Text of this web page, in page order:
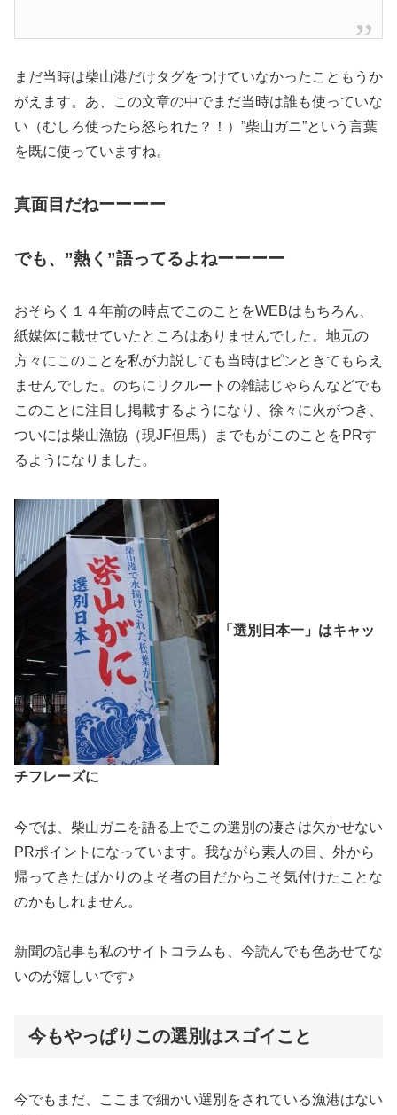
まだ当時は柴山港だけタグをつけていなかったこともうか
がえます。あ、この文章の中でまだ当時は誰も使っていな
い（むしろ使ったら怒られた？！）”柴山ガニ”という言葉
を既に使っていますね。
真面目だねーーーー
でも、”熱く”語ってるよねーーーー
おそらく１４年前の時点でこのことをWEBはもちろん、
紙媒体に載せていたところはありませんでした。地元の
方々にこのことを私が力説しても当時はピンときてもらえ
ませんでした。のちにリクルートの雑誌じゃらんなどでも
このことに注目し掲載するようになり、徐々に火がつき、
ついには柴山漁協（現JF但馬）までもがこのことをPRす
るようになりました。
「選別日本一」はキャッ
チフレーズに
今では、柴山ガニを語る上でこの選別の凄さは欠かせない
PRポイントになっています。我ながら素人の目、外から
帰ってきたばかりのよそ者の目だからこそ気付けたことな
のかもしれません。
新聞の記事も私のサイトコラムも、今読んでも色あせてな
いのが嬉しいです♪
今もやっぱりこの選別はスゴイこと
今でもまだ、ここまで細かい選別をされている漁港はない